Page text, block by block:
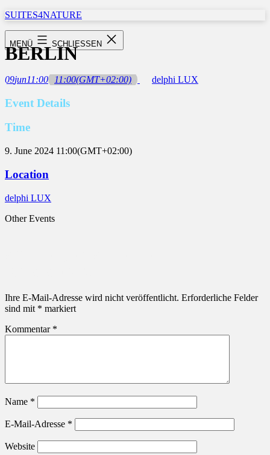
Zum
SUITES4NATURE
MENÜ SCHLIESSEN
BERLIN
09jun11:00 11:00(GMT+02:00) delphi LUX
Event Details
Time
9. June 2024 11:00(GMT+02:00)
Location
delphi LUX
Other Events
Ihre E-Mail-Adresse wird nicht veröffentlicht. Erforderliche Felder
sind mit * markiert
Kommentar *
Name *
E-Mail-Adresse *
Website